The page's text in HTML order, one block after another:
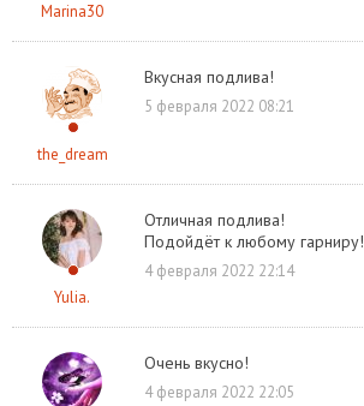
Marina30
the_dream
Вкусная подлива!
5 февраля 2022 08:21
Yulia.
Отличная подлива!
Подойдёт к любому гарниру!
4 февраля 2022 22:14
Очень вкусно!
4 февраля 2022 22:05